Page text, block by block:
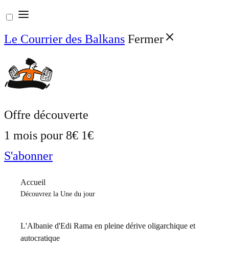
Aller
au
contenu
Le Courrier des Balkans Fermer
Offre découverte
1 mois pour 8€ 1€
S'abonner
Accueil
Découvrez la Une du jour
L'Albanie d'Edi Rama en pleine dérive oligarchique et
autocratique